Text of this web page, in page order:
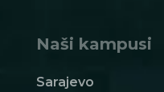
Naši kampusi
Sarajevo